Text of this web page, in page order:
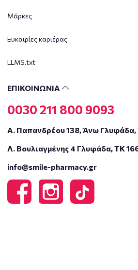
Μάρκες
Ευκαιρίες καριέρας
LLMS.txt
ΕΠΙΚΟΙΝΩΝΙΑ
0030 211 800 9093
Α. Παπανδρέου 138, Άνω Γλυφάδα,
Λ. Βουλιαγμένης 4 Γλυφάδα, ΤΚ
info@smile-pharmacy.gr